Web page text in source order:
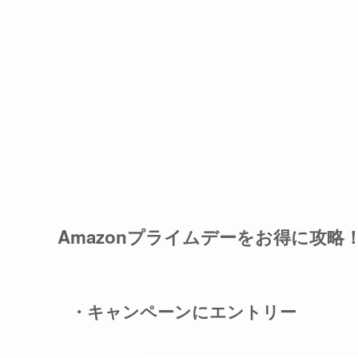
Amazonプライムデーをお得に攻略
・キャンペーンにエントリー